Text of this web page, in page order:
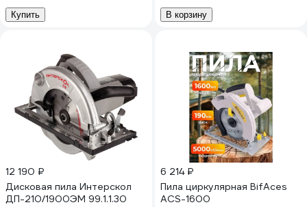
Купить В корзину
12 190 ₽
Дисковая пила Интерскол
ДП-210/1900ЭМ 99.1.1.30
6 214 ₽
Пила циркулярная BifAces
ACS-1600